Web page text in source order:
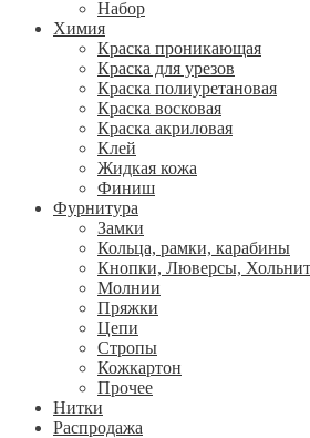
Набор
Химия
Краска проникающая
Краска для урезов
Краска полиуретановая
Краска восковая
Краска акриловая
Клей
Жидкая кожа
Финиш
Фурнитура
Замки
Кольца, рамки, карабины
Кнопки, Люверсы,
Молнии
Пряжки
Цепи
Стропы
Кожкартон
Прочее
Нитки
Распродажа